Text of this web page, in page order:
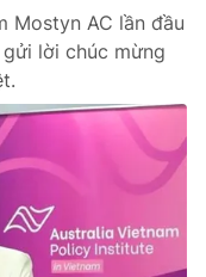
Mostyn AC lần đầu
lời chúc mừng